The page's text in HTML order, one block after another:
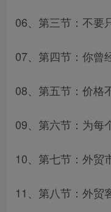
06、第三节：不要
07、第四节：你曾
08、第五节：价格
09、第六节：为每
10、第七节：外贸
11、第八节：外贸